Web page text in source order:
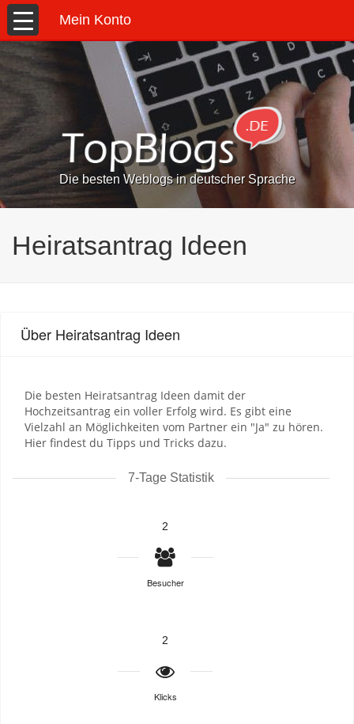
Mein Konto
Die besten Weblogs in deutscher Sprache
Heiratsantrag Ideen
Über Heiratsantrag Ideen
Die besten Heiratsantrag Ideen damit der
Hochzeitsantrag ein voller Erfolg wird. Es gibt eine
Vielzahl an Möglichkeiten vom Partner ein "Ja" zu hören.
Hier findest du Tipps und Tricks dazu.
7-Tage Statistik
2
Besucher
2
Klicks